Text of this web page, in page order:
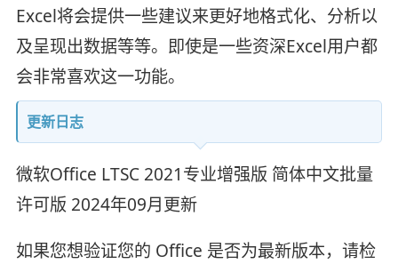
Excel将会提供一些建议来更好地格式化、分析以
及呈现出数据等等。即使是一些资深Excel用户都
会非常喜欢这一功能。
更新日志
微软Office LTSC 2021专业增强版 简体中文批量
许可版 2024年09月更新
如果您想验证您的 Office 是否为最新版本，请检